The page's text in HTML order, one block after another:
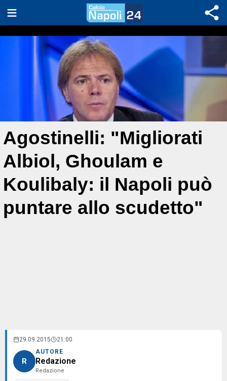
Agostinelli: "Migliorati
Albiol, Ghoulam e
Koulibaly: il Napoli può
puntare allo scudetto"
29.09.2015 21:00
R
AUTORE
Redazione
Redazione